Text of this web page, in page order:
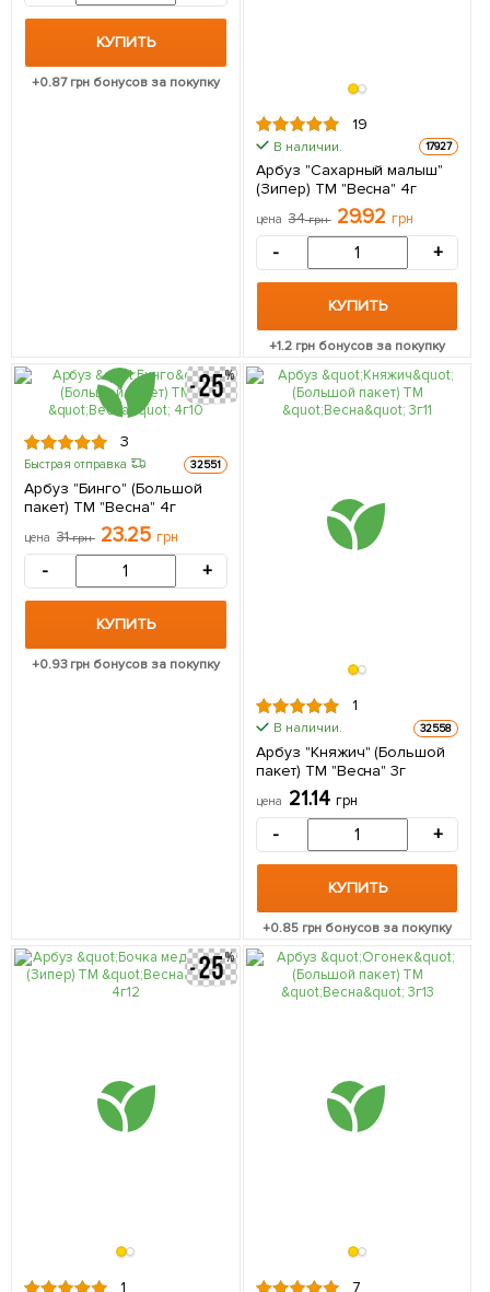
КУПИТЬ
+0.87грн бонусов за покупку
19
В наличии. 17927
Арбуз "Сахарный малыш"
(Зипер) ТМ "Весна" 4г
цена 34грн 29.92 грн
- +
КУПИТЬ
+1.2 грн бонусов за покупку
3
Быстрая отправка 32551
Арбуз "Бинго" (Большой
пакет) ТМ "Весна" 4г
цена 31грн 23.25 грн
- +
КУПИТЬ
+0.93грн бонусов за покупку
1
В наличии. 32558
Арбуз "Княжич" (Большой
пакет) ТМ "Весна" 3г
цена 21.14 грн
- +
КУПИТЬ
+0.85 грн бонусов за покупку
1 7